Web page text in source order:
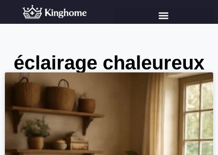
éclairage chaleureux